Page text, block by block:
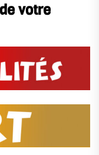
votre